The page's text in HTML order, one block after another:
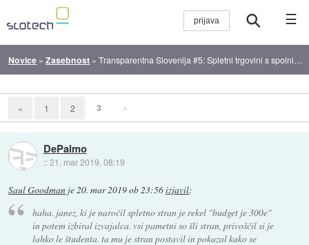
☰
Novice »Zasebnost »Transparentna Slovenija #5: Spletni trgovini s spolnimi pripomočki razkrili svoje kupce
« 1 2 3 »
DePalmo
::21. mar 2019, 08:19
Saul Goodman je20. mar 2019 ob 23:56izjavil:
haha. janez, ki je naročil spletno stran je rekel "budget je 300e"
in potem izbiral izvajalca. vsi pametni so šli stran, privoščil si je
lahko le študenta. ta mu je stran postavil in pokazal kako se